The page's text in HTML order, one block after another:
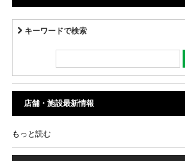
キーワードで検索
店舗・施設最新情報
もっと読む